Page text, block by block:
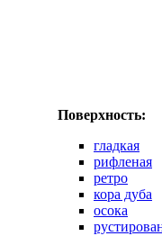
Поверхность:
гладкая
рифленая
ретро
кора дуба
осока